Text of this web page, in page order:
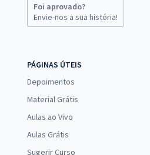
Foi aprovado?
Envie-nos a sua história!
PÁGINAS ÚTEIS
Depoimentos
Material Grátis
Aulas ao Vivo
Aulas Grátis
Sugerir Curso